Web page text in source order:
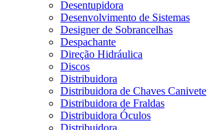
Desentupidora
Desenvolvimento de Sistemas
Designer de Sobrancelhas
Despachante
Direção Hidráulica
Discos
Distribuidora
Distribuidora de Chaves Canivete
Distribuidora de Fraldas
Distribuidora Óculos
Distribuidora.